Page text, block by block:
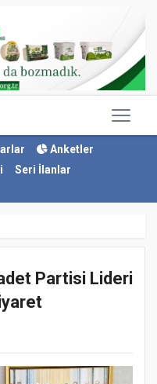
Anketler
Seri İlanlar
Partisi Lideri